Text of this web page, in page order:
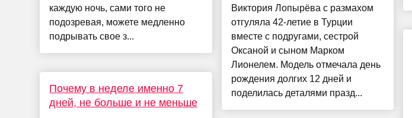
каждую ночь, сами того не
подозревая, можете медленно
подрывать свое з...
Почему в неделе именно 7
дней, не больше и не меньше
Виктория Лопырёва с размахом
отгуляла 42-летие в Турции
вместе с подругами, сестрой
Оксаной и сыном Марком
Лионелем. Модель отмечала день
рождения долгих 12 дней и
поделилась деталями празд...